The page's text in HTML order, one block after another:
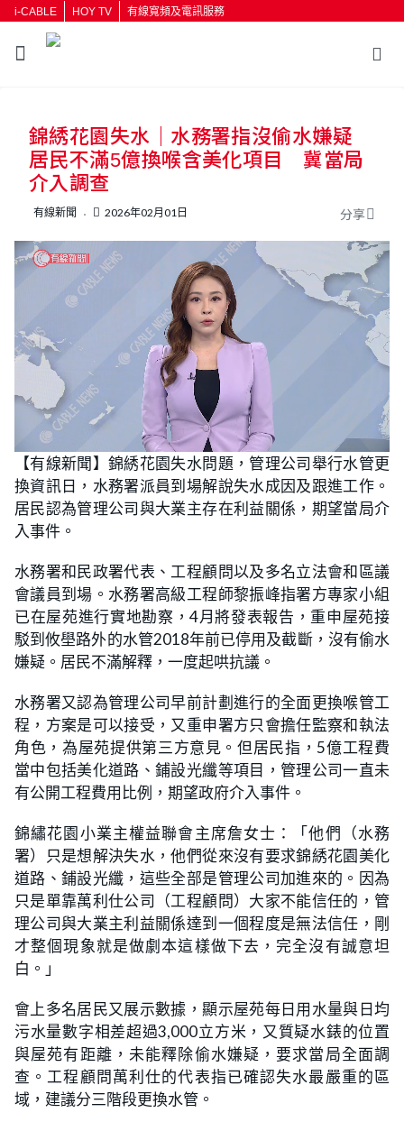
i-CABLE HOY TV 有線寬頻及電訊服務
按輸入鍵開始搜尋
錦綉花園失水｜水務署指沒偷水嫌疑
居民不滿5億換喉含美化項目 冀當局
介入調查
有線新聞 2026年02月01日 分享
n
m
o
a
d
e
d
:
1
%
【有線新聞】錦綉花園失水問題，管理公司舉行水管更
換資訊日，水務署派員到場解說失水成因及跟進工作。
居民認為管理公司與大業主存在利益關係，期望當局介
入事件。
水務署和民政署代表、工程顧問以及多名立法會和區議
會議員到場。水務署高級工程師黎振峰指署方專家小組
已在屋苑進行實地勘察，4月將發表報告，重申屋苑接
駁到攸壆路外的水管2018年前已停用及截斷，沒有偷水
嫌疑。居民不滿解釋，一度起哄抗議。
水務署又認為管理公司早前計劃進行的全面更換喉管工
程，方案是可以接受，又重申署方只會擔任監察和執法
角色，為屋苑提供第三方意見。但居民指，5億工程費
當中包括美化道路、鋪設光纖等項目，管理公司一直未
有公開工程費用比例，期望政府介入事件。
錦繡花園小業主權益聯會主席詹女士：「他們（水務
署）只是想解決失水，他們從來沒有要求錦綉花園美化
道路、鋪設光纖，這些全部是管理公司加進來的。因為
只是單靠萬利仕公司（工程顧問）大家不能信任的，管
理公司與大業主利益關係達到一個程度是無法信任，剛
才整個現象就是做劇本這樣做下去，完全沒有誠意坦
白。」
會上多名居民又展示數據，顯示屋苑每日用水量與日均
污水量數字相差超過3,000立方米，又質疑水錶的位置
與屋苑有距離，未能釋除偷水嫌疑，要求當局全面調
查。工程顧問萬利仕的代表指已確認失水最嚴重的區
域，建議分三階段更換水管。